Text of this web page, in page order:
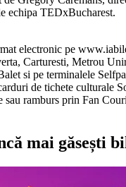
echipa TEDxBucharest.
electronic pe
Carturesti, Metrou
si pe terminalele
de tichete culturale
sau ramburs prin Fan
mai găsești